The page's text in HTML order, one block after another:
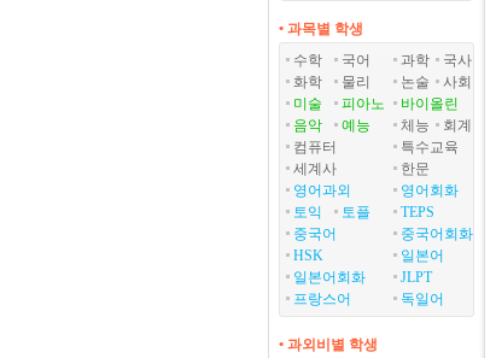
• 과목별 학생
수학
국어 과학
국사
화학
물리 논술
사회
미술
피아노
바이올린
음악
예능 체능
회계
컴퓨터
특수교육
세계사
한문
영어과외
영어회화
토익
토플
TEPS
중국어
중국어회화
HSK
일본어
일본어회화
JLPT
프랑스어
독일어
• 과외비별 학생